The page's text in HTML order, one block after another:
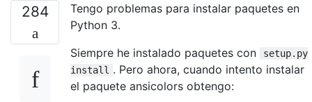
284
Tengo problemas para instalar paquetes en
Python 3.
Siempre he instalado paquetes con
setup.py
install . Pero ahora, cuando intento instalar
el paquete ansicolors obtengo: